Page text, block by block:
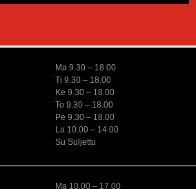
Ma 9.30 – 18.00
Ti 9.30 – 18.00
Ke 9.30 – 18.00
To 9.30 – 18.00
Pe 9.30 – 18.00
La 10.00 – 14.00
Su Suljettu
Ma 10.00 – 17.00